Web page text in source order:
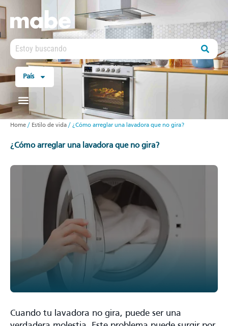
País
Home / Estilo de vida / ¿Cómo arreglar una lavadora que no gira?
¿cómo arreglar una lavadora que no gira?
Cuando tu lavadora no gira, puede ser una